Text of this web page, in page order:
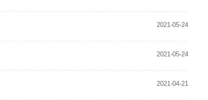
2021-05-24
2021-05-24
2021-04-21